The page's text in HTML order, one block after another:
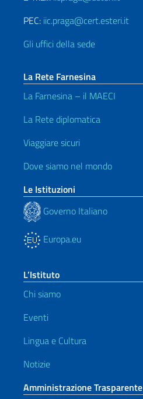
PEC: iic.praga@cert.esteri.it
Gli uffici della sede
La Rete Farnesina
La Farnesina – il MAECI
La Rete diplomatica
Viaggiare sicuri
Dove siamo nel mondo
Le Istituzioni
Governo Italiano
Europa.eu
L’Istituto
Chi siamo
Eventi
Lingua e Cultura
Notizie
Amministrazione Trasparente